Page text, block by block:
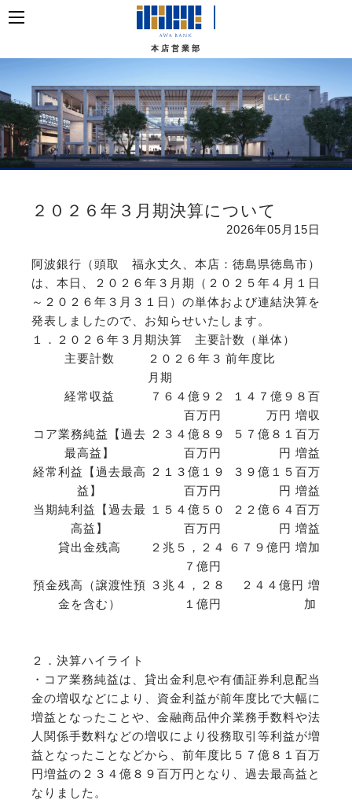
本店営業部
２０２６年３月期決算について
2026年05月15日
阿波銀行（頭取 福永丈久、本店：徳島県徳島市）
は、本日、２０２６年３月期（２０２５年４月１日
～２０２６年３月３１日）の単体および連結決算を
発表しましたので、お知らせいたします。
１．２０２６年３月期決算 主要計数（単体）
主要計数
２０２６年３
月期
前年度比
経常収益
７６４億９２
百万円
１４７億９８百
万円 増収
コア業務純益【過去
最高益】
２３４億８９
百万円
５７億８１百万
円 増益
経常利益【過去最高
益】
２１３億１９
百万円
３９億１５百万
円 増益
当期純利益【過去最
高益】
１５４億５０
百万円
２２億６４百万
円 増益
貸出金残高
２兆５，２４
７億円
６７９億円 増加
預金残高（譲渡性預
金を含む）
３兆４，２８
１億円
２４４億円 増
加
２．決算ハイライト
・コア業務純益は、貸出金利息や有価証券利息配当
金の増収などにより、資金利益が前年度比で大幅に
増益となったことや、金融商品仲介業務手数料や法
人関係手数料などの増収により役務取引等利益が増
益となったことなどから、前年度比５７億８１百万
円増益の２３４億８９百万円となり、過去最高益と
なりました。